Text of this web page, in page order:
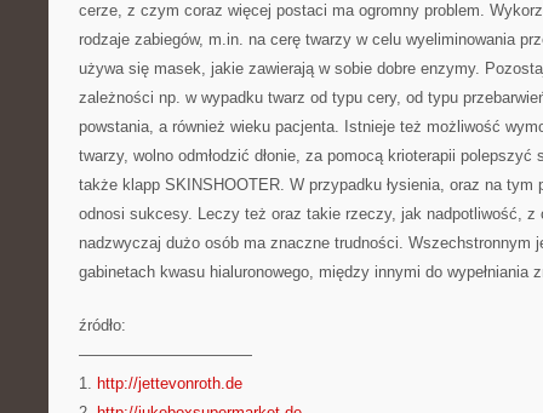
cerze, z czym coraz więcej postaci ma ogromny problem.
rodzaje zabiegów, m.in. na cerę twarzy w celu wyeliminowania
używa się masek, jakie zawierają w sobie dobre enzymy.
zależności np. w wypadku twarz od typu cery, od typu
powstania, a również wieku pacjenta. Istnieje też możliwość
twarzy, wolno odmłodzić dłonie, za pomocą krioterapii polepszyć
także klapp SKINSHOOTER. W przypadku łysienia, oraz na tym
odnosi sukcesy. Leczy też oraz takie rzeczy, jak nadpotliwość, z
nadzwyczaj dużo osób ma znaczne trudności. Wszechstronnym
gabinetach kwasu hialuronowego, między innymi do wypełniania
źródło:
———————————
1. http://jettevonroth.de